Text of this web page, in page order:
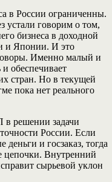
в России ограниченны.
устали говорим о том,
бизнеса в доходной
и Японии. И это
Именно малый и
обеспечивает
стран. Но в текущей
пока нет реального
решении задачи
России. Если
и госзаказ, тогда
цепочки. Внутренний
сырьевой уклон